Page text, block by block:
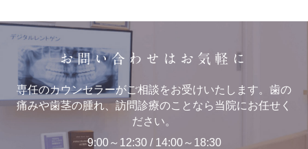
お問い合わせはお気軽に
専任のカウンセラーがご相談をお受けいたします。歯の
痛みや歯茎の腫れ、訪問診療のことなら当院にお任せく
ださい。
9:00～12:30 / 14:00～18:30